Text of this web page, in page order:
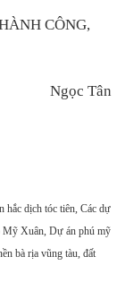
CÔNG,
Ngọc Tân
dịch tóc tiên, Các dự
Mỹ Xuân, Dự án phú mỹ
bà rịa vũng tàu, đất